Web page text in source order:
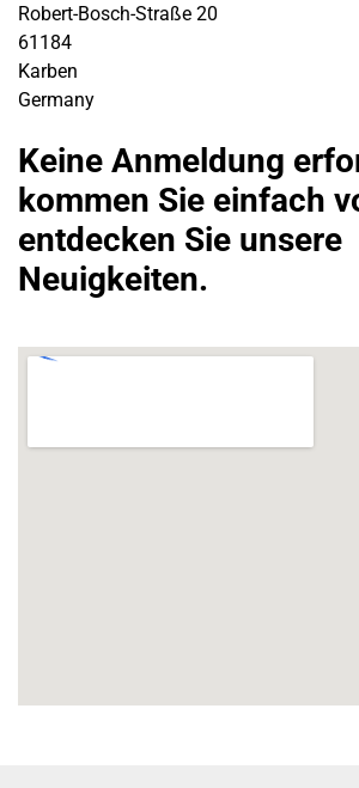
Robert-Bosch-Straße 20
61184
Karben
Germany
Keine Anmeldung
kommen Sie einfach
entdecken Sie unsere
Neuigkeiten.